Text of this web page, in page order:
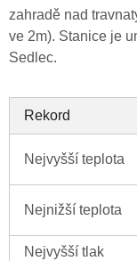
zahradě nad
ve 2m). Stanice je
Sedlec.
Rekord
Nejvyšší teplota
Nejnižší teplota
Nejvyšší tlak